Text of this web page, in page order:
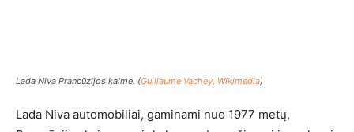
Lada Niva Prancūzijos kaime. (Guillaume Vachey, Wikimedia)
Lada Niva automobiliai, gaminami nuo 1977 metų,